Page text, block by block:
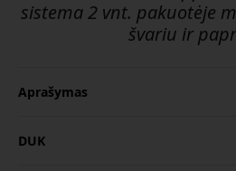
sistema 2 vnt. pakuotėje
švariu ir
Aprašymas
DUK